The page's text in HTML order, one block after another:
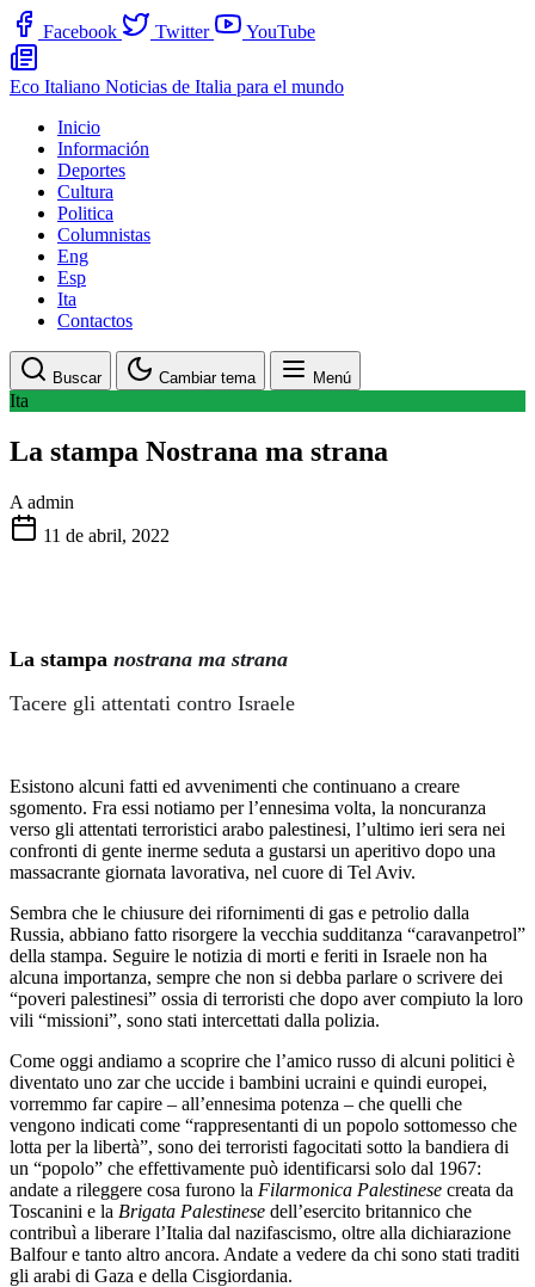
Facebook Twitter YouTube
Eco Italiano Noticias de Italia para el mundo
Inicio
Información
Deportes
Cultura
Politica
Columnistas
Eng
Esp
Ita
Contactos
Buscar Cambiar tema Menú
Ita
La stampa Nostrana ma strana
A admin
11 de abril, 2022
La stampa nostrana ma strana
Tacere gli attentati contro Israele
Esistono alcuni fatti ed avvenimenti che continuano a creare
sgomento. Fra essi notiamo per l’ennesima volta, la noncuranza
verso gli attentati terroristici arabo palestinesi, l’ultimo ieri sera nei
confronti di gente inerme seduta a gustarsi un aperitivo dopo una
massacrante giornata lavorativa, nel cuore di Tel Aviv.
Sembra che le chiusure dei rifornimenti di gas e petrolio dalla
Russia, abbiano fatto risorgere la vecchia sudditanza “caravanpetrol”
della stampa. Seguire le notizia di morti e feriti in Israele non ha
alcuna importanza, sempre che non si debba parlare o scrivere dei
“poveri palestinesi” ossia di terroristi che dopo aver compiuto la loro
vili “missioni”, sono stati intercettati dalla polizia.
Come oggi andiamo a scoprire che l’amico russo di alcuni politici è
diventato uno zar che uccide i bambini ucraini e quindi europei,
vorremmo far capire – all’ennesima potenza – che quelli che
vengono indicati come “rappresentanti di un popolo sottomesso che
lotta per la libertà”, sono dei terroristi fagocitati sotto la bandiera di
un “popolo” che effettivamente può identificarsi solo dal 1967:
andate a rileggere cosa furono la Filarmonica Palestinese creata da
Toscanini e la Brigata Palestinese dell’esercito britannico che
contribuì a liberare l’Italia dal nazifascismo, oltre alla dichiarazione
Balfour e tanto altro ancora. Andate a vedere da chi sono stati traditi
gli arabi di Gaza e della Cisgiordania.